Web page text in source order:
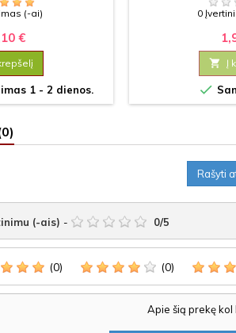
(-ai)
€
1 - 2 dienos.
0
 Į

Rašyti
(-ais) - 0/5
(0) (0)
Apie šią prekę